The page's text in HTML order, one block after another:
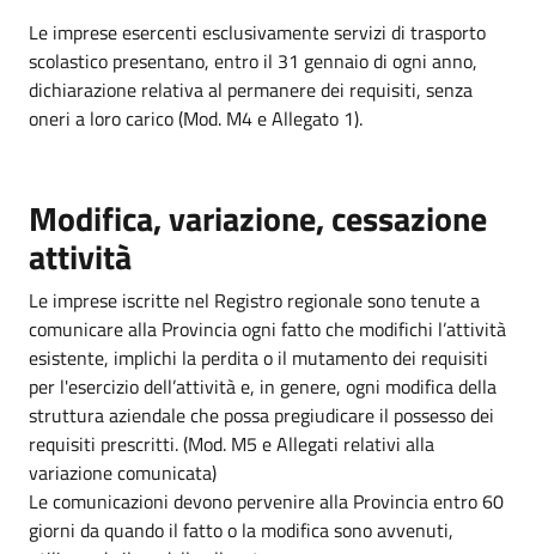
Le imprese esercenti esclusivamente servizi di trasporto
scolastico presentano, entro il 31 gennaio di ogni anno,
dichiarazione relativa al permanere dei requisiti, senza
oneri a loro carico (Mod. M4 e Allegato 1).
Modifica, variazione, cessazione
attività
Le imprese iscritte nel Registro regionale sono tenute a
comunicare alla Provincia ogni fatto che modifichi l’attività
esistente, implichi la perdita o il mutamento dei requisiti
per l'esercizio dell’attività e, in genere, ogni modifica della
struttura aziendale che possa pregiudicare il possesso dei
requisiti prescritti. (Mod. M5 e Allegati relativi alla
variazione comunicata)
Le comunicazioni devono pervenire alla Provincia entro 60
giorni da quando il fatto o la modifica sono avvenuti,